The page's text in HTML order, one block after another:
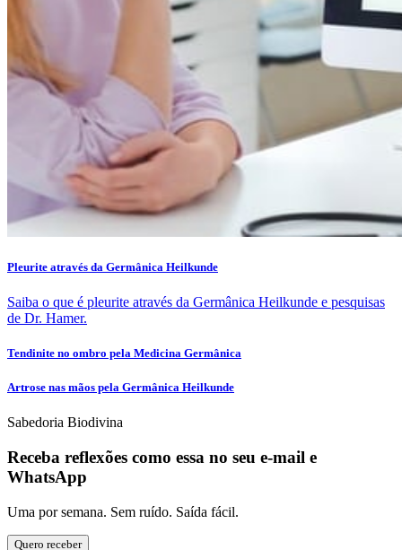
Pleurite através da Germânica Heilkunde
Saiba o que é pleurite através da Germânica Heilkunde e pesquisas
de Dr. Hamer.
Tendinite no ombro pela Medicina Germânica
Artrose nas mãos pela Germânica Heilkunde
Sabedoria Biodivina
Receba reflexões como essa no seu e-mail e
WhatsApp
Uma por semana. Sem ruído. Saída fácil.
Quero receber